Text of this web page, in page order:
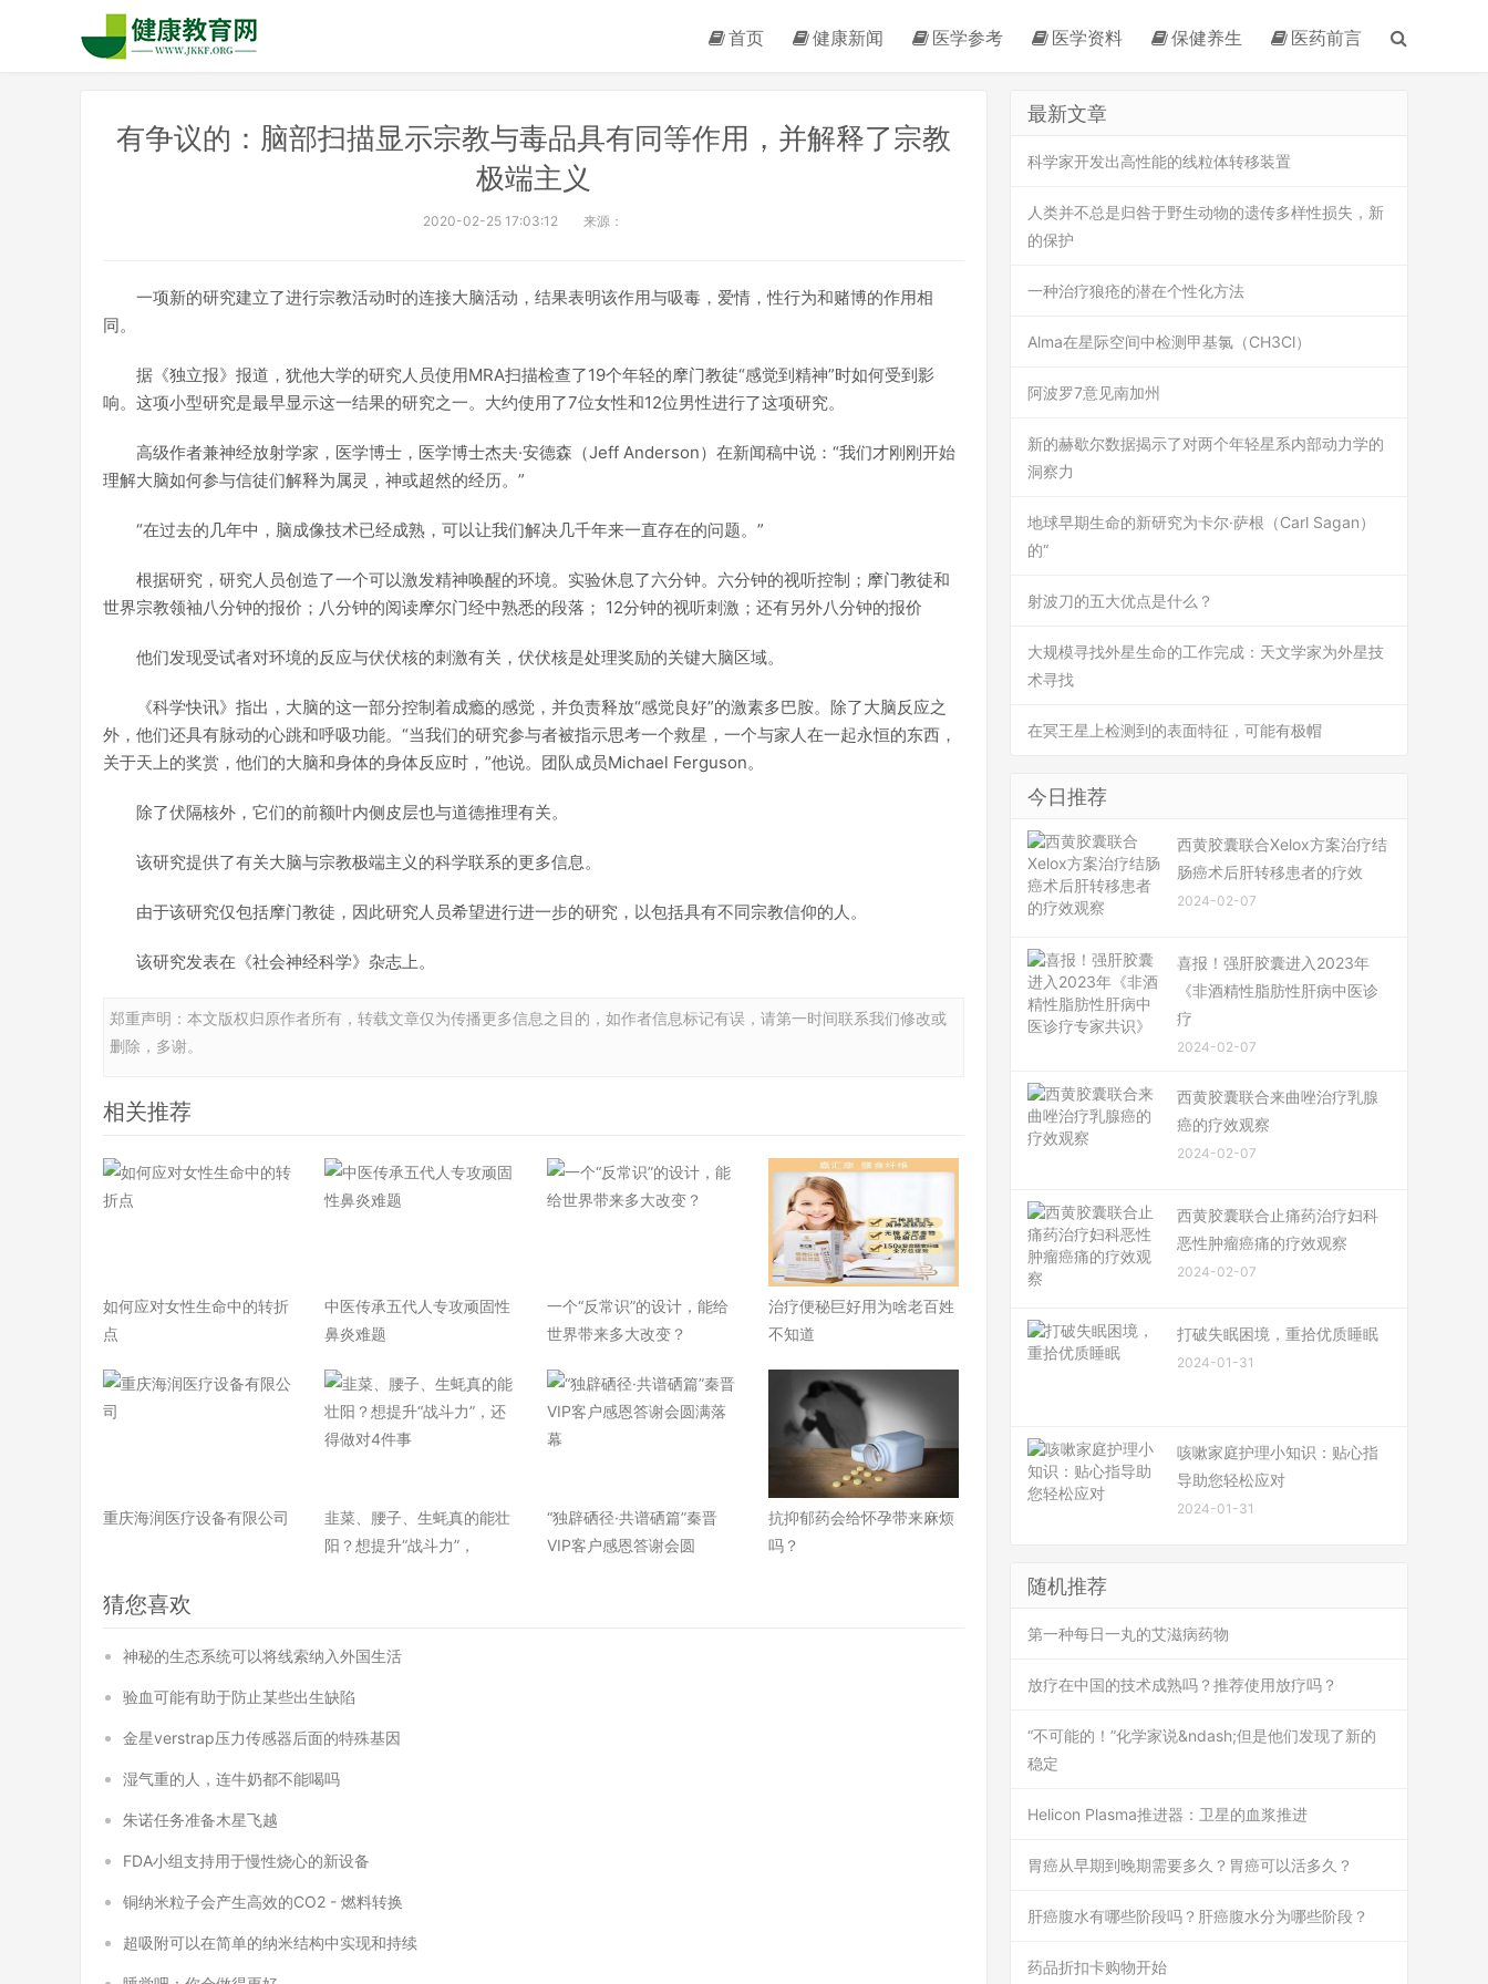
首页 健康新闻 医学参考 医学资料 保健养生 医药前言
有争议的：脑部扫描显示宗教与毒品具有同等作用，并解释了宗教
极端主义
2020-02-25 17:03:12 来源：
一项新的研究建立了进行宗教活动时的连接大脑活动，结果表明该作用与吸毒，爱情，性行为和赌博的作用相
同。
据《独立报》报道，犹他大学的研究人员使用MRA扫描检查了19个年轻的摩门教徒“感觉到精神”时如何受到影
响。这项小型研究是最早显示这一结果的研究之一。大约使用了7位女性和12位男性进行了这项研究。
高级作者兼神经放射学家，医学博士，医学博士杰夫·安德森（Jeff Anderson）在新闻稿中说：“我们才刚刚开始
理解大脑如何参与信徒们解释为属灵，神或超然的经历。”
“在过去的几年中，脑成像技术已经成熟，可以让我们解决几千年来一直存在的问题。”
根据研究，研究人员创造了一个可以激发精神唤醒的环境。实验休息了六分钟。六分钟的视听控制；摩门教徒和
世界宗教领袖八分钟的报价；八分钟的阅读摩尔门经中熟悉的段落； 12分钟的视听刺激；还有另外八分钟的报价
他们发现受试者对环境的反应与伏伏核的刺激有关，伏伏核是处理奖励的关键大脑区域。
《科学快讯》指出，大脑的这一部分控制着成瘾的感觉，并负责释放“感觉良好”的激素多巴胺。除了大脑反应之
外，他们还具有脉动的心跳和呼吸功能。“当我们的研究参与者被指示思考一个救星，一个与家人在一起永恒的东西，
关于天上的奖赏，他们的大脑和身体的身体反应时，”他说。团队成员Michael Ferguson。
除了伏隔核外，它们的前额叶内侧皮层也与道德推理有关。
该研究提供了有关大脑与宗教极端主义的科学联系的更多信息。
由于该研究仅包括摩门教徒，因此研究人员希望进行进一步的研究，以包括具有不同宗教信仰的人。
该研究发表在《社会神经科学》杂志上。
郑重声明：本文版权归原作者所有，转载文章仅为传播更多信息之目的，如作者信息标记有误，请第一时间联系我们修改或
删除，多谢。
相关推荐
如何应对女性生命中的转折
点
中医传承五代人专攻顽固性
鼻炎难题
一个“反常识”的设计，能给
世界带来多大改变？
治疗便秘巨好用为啥老百姓
不知道
重庆海润医疗设备有限公司
韭菜、腰子、生蚝真的能壮
阳？想提升“战斗力”，
“独辟硒径·共谱硒篇”秦晋
VIP客户感恩答谢会圆
抗抑郁药会给怀孕带来麻烦
吗？
猜您喜欢
神秘的生态系统可以将线索纳入外国生活
验血可能有助于防止某些出生缺陷
金星verstrap压力传感器后面的特殊基因
湿气重的人，连牛奶都不能喝吗
朱诺任务准备木星飞越
FDA小组支持用于慢性烧心的新设备
铜纳米粒子会产生高效的CO2 - 燃料转换
超吸附可以在简单的纳米结构中实现和持续
最新文章
科学家开发出高性能的线粒体转移装置
人类并不总是归咎于野生动物的遗传多样性损失，新
的保护
一种治疗狼疮的潜在个性化方法
Alma在星际空间中检测甲基氯（CH3Cl）
阿波罗7意见南加州
新的赫歇尔数据揭示了对两个年轻星系内部动力学的
洞察力
地球早期生命的新研究为卡尔·萨根（Carl Sagan）
的“
射波刀的五大优点是什么？
大规模寻找外星生命的工作完成：天文学家为外星技
术寻找
在冥王星上检测到的表面特征，可能有极帽
今日推荐
西黄胶囊联合Xelox方案治疗结
肠癌术后肝转移患者的疗效
2024-02-07
喜报！强肝胶囊进入2023年
《非酒精性脂肪性肝病中医诊
疗
2024-02-07
西黄胶囊联合来曲唑治疗乳腺
癌的疗效观察
2024-02-07
西黄胶囊联合止痛药治疗妇科
恶性肿瘤癌痛的疗效观察
2024-02-07
打破失眠困境，重拾优质睡眠
2024-01-31
咳嗽家庭护理小知识：贴心指
导助您轻松应对
2024-01-31
随机推荐
第一种每日一丸的艾滋病药物
放疗在中国的技术成熟吗？推荐使用放疗吗？
“不可能的！”化学家说&ndash;但是他们发现了新的
稳定
Helicon Plasma推进器：卫星的血浆推进
胃癌从早期到晚期需要多久？胃癌可以活多久？
肝癌腹水有哪些阶段吗？肝癌腹水分为哪些阶段？
药品折扣卡购物开始